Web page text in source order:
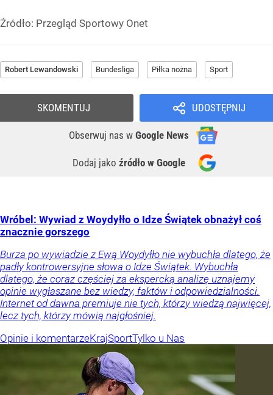
Źródło: Przegląd Sportowy Onet
Robert Lewandowski Bundesliga Piłka nożna Sport
UDOSTĘPNIJ
Obserwuj nas w Google News
Dodaj jako źródło w Google
SKOMENTUJ
Wróbel: Wywiad z Woydyłło o Idze Świątek obnażył coś
znacznie gorszego
Burza po wywiadzie z Ewą Woydyłło nie wybuchła dlatego, że
padły kontrowersyjne słowa o Idze Świątek. Wybuchła
dlatego, że coraz częściej za ekspercką analizę uznajemy
opinie wygłaszane bez wiedzy, faktów i odpowiedzialności.
Internet od dawna premiuje nie tych, którzy wiedzą najwięcej,
lecz tych, którzy mówią najgłośniej.
Opinie i komentarzeKrajSportTylko u Nas